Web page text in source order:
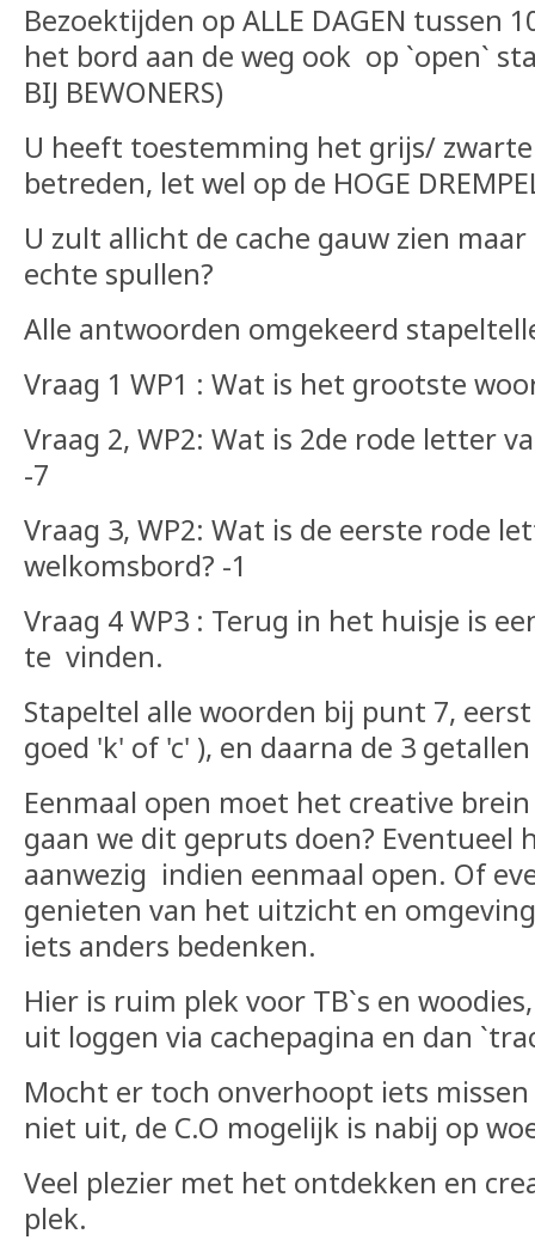
Bezoektijden op ALLE DAGEN tussen
het bord aan de weg ook op `open`
BIJ BEWONERS)
U heeft toestemming het grijs/
betreden, let wel op de HOGE
U zult allicht de cache gauw zien
echte spullen?
Alle antwoorden omgekeerd
Vraag 1 WP1 : Wat is het grootste
Vraag 2, WP2: Wat is 2de rode letter
-7
Vraag 3, WP2: Wat is de eerste rode
welkomsbord? -1
Vraag 4 WP3 : Terug in het huisje is
te vinden.
Stapeltel alle woorden bij punt 7,
goed 'k' of 'c' ), en daarna de 3
Eenmaal open moet het creative
gaan we dit gepruts doen? Eventueel
aanwezig indien eenmaal open. Of
genieten van het uitzicht en
iets anders bedenken.
Hier is ruim plek voor TB`s en
uit loggen via cachepagina en dan
Mocht er toch onverhoopt iets
niet uit, de C.O mogelijk is nabij op
Veel plezier met het ontdekken en
plek.